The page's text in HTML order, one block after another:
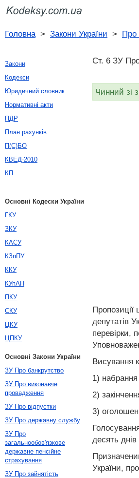
Головна> Закони України > Про
Ст. 6 ЗУ
Чинний зі
депутатів
перевірки,
Висування
1)
2)
3)
десять
України,
Закони
Кодекси
Юридичний словник
Нормативні акти
ПДР
План рахунків
П(С)БО
КВЕД-2010
КП
Основні Кодески України
ГКУ
ЗКУ
КАСУ
КЗпПУ
ККУ
КУпАП
ПКУ
СКУ
ЦКУ
ЦПКУ
Основні Закони України
ЗУ Про банкрутство
ЗУ Про виконавче
провадження
ЗУ Про відпустки
ЗУ Про державну службу
ЗУ Про
загальнообов'язкове
державне пенсійне
страхування
ЗУ Про зайнятість